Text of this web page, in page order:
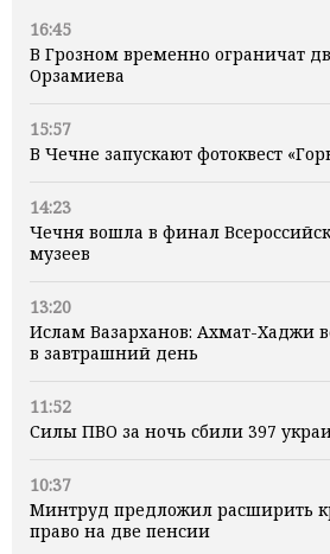
16:45
В Грозном временно ограничат
Орзамиева
15:57
В Чечне запускают фотоквест
14:23
Чечня вошла в финал
музеев
13:20
Ислам Вазарханов: Ахмат-Хаджи
в завтрашний день
11:52
Силы ПВО за ночь сбили 397
10:37
Минтруд предложил расширить
право на две пенсии